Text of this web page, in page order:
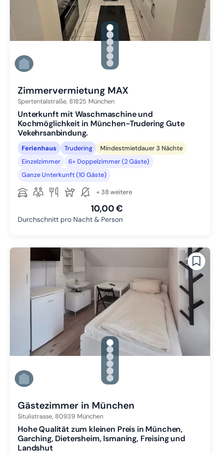
gallery.slide_selector
Zu Slide 1 wechseln
Zu Slide 2 wechseln
Zu Slide 3 wechseln
Zu Slide 4 wechseln
Zu Slide 5 wechseln
Zu Slide 6 wechseln
Zimmervermietung MAX
Spertentalstraße, 81825 München
Unterkunft mit Waschmaschine und
Kochmöglichkeit in München-Trudering Gute
Vekehrsanbindung.
Ferienhaus Trudering
Mindestmietdauer 3 Nächte
Einzelzimmer
6× Doppelzimmer (2 Gäste)
Ganze Unterkunft (10 Gäste)
+ 38 weitere
10,00 €
Durchschnitt pro Nacht & Person
gallery.slide_selector
Zu Slide 1 wechseln
Zu Slide 2 wechseln
Zu Slide 3 wechseln
Zu Slide 4 wechseln
Zu Slide 5 wechseln
Zu Slide 6 wechseln
Gästezimmer in München
Situlistrasse, 80939 München
Hohe Qualität zum kleinen Preis in München,
Garching, Dietersheim, Ismaning, Freising und
Landshut